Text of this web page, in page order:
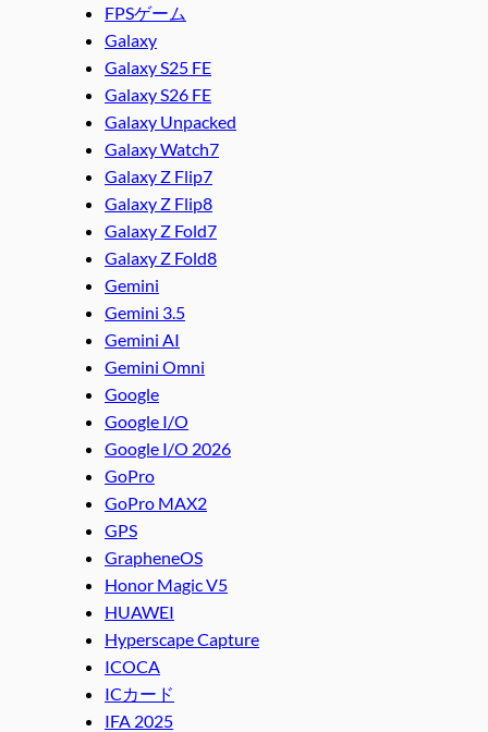
FPSゲーム
Galaxy
Galaxy S25 FE
Galaxy S26 FE
Galaxy Unpacked
Galaxy Watch7
Galaxy Z Flip7
Galaxy Z Flip8
Galaxy Z Fold7
Galaxy Z Fold8
Gemini
Gemini 3.5
Gemini AI
Gemini Omni
Google
Google I/O
Google I/O 2026
GoPro
GoPro MAX2
GPS
GrapheneOS
Honor Magic V5
HUAWEI
Hyperscape Capture
ICOCA
ICカード
IFA 2025